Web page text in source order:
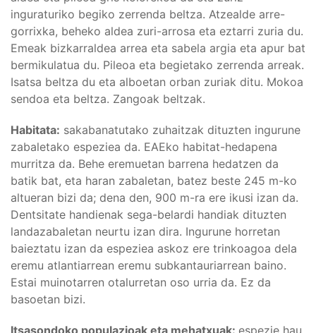
inguraturiko begiko zerrenda beltza. Atzealde arre-
gorrixka, beheko aldea zuri-arrosa eta eztarri zuria du.
Emeak bizkarraldea arrea eta sabela argia eta apur bat
bermikulatua du. Pileoa eta begietako zerrenda arreak.
Isatsa beltza du eta alboetan orban zuriak ditu. Mokoa
sendoa eta beltza. Zangoak beltzak.
Habitata: sakabanatutako zuhaitzak dituzten ingurune
zabaletako espeziea da. EAEko habitat-hedapena
murritza da. Behe eremuetan barrena hedatzen da
batik bat, eta haran zabaletan, batez beste 245 m-ko
altueran bizi da; dena den, 900 m-ra ere ikusi izan da.
Dentsitate handienak sega-belardi handiak dituzten
landazabaletan neurtu izan dira. Ingurune horretan
baieztatu izan da espeziea askoz ere trinkoagoa dela
eremu atlantiarrean eremu subkantauriarrean baino.
Estai muinotarren otalurretan oso urria da. Ez da
basoetan bizi.
Itsasondoko populazioak eta mehatxuak: espezie hau